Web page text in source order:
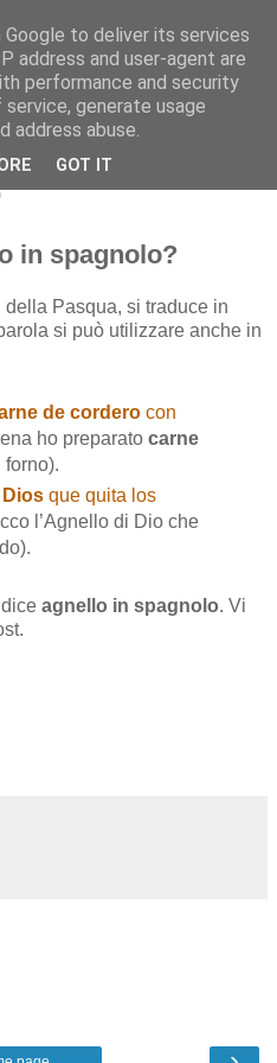
in spagnolo?
Pasqua, si traduce in
si può utilizzare anche in
de corderocon
ho preparatocarne
forno).
que quita los
l’Agnello di Dio che
agnello in spagnolo. Vi
to deliver its services
address and user-agent are
performance and security
generate usage
address abuse.
GOT IT